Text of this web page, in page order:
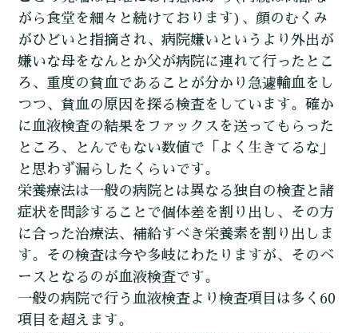
がら食堂を細々と続けております)、顔のむくみ
がひどいと指摘され、病院嫌いというより外出が
嫌いな母をなんとか父が病院に連れて行ったとこ
ろ、重度の貧血であることが分かり急遽輸血をし
つつ、貧血の原因を探る検査をしています。確か
に血液検査の結果をファックスを送ってもらった
ところ、とんでもない数値で「よく生きてるな」
と思わず漏らしたくらいです。
栄養療法は一般の病院とは異なる独自の検査と諸
症状を問診することで個体差を割り出し、その方
に合った治療法、補給すべき栄養素を割り出しま
す。その検査は今や多岐にわたりますが、そのベ
ースとなるのが血液検査です。
一般の病院で行う血液検査より検査項目は多く60
項目を超えます。